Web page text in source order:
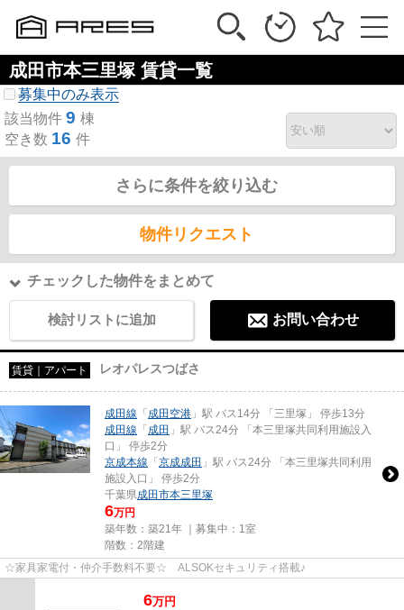
成田市本三里塚 賃貸一覧
募集中のみ表示
該当物件 9 棟
空き数 16 件
さらに条件を絞り込む
物件リクエスト
チェックした物件をまとめて
検討リストに追加 お問い合わせ
賃貸｜アパート レオパレスつばさ
成田線 「成田空港 」駅 バス14分 「三里塚」 停歩13分
成田線 「成田 」駅 バス24分 「本三里塚共同利用施設入
口」 停歩2分
京成本線 「京成成田 」駅 バス24分 「本三里塚共同利用
施設入口」 停歩2分
千葉県成田市本三里塚
6万円
築年数：築21年 ｜募集中： 1室
階数：2階建
☆家具家電付・仲介手数料不要☆ ALSOKセキュリティ搭載♪
6万円